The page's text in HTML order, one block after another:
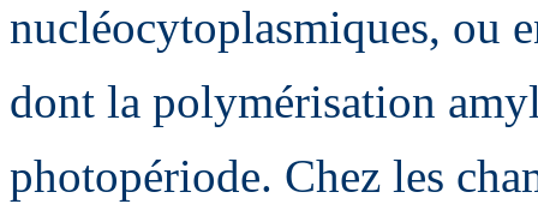
nucléocytoplasmiques, ou
dont la polymérisation
photopériode. Chez les